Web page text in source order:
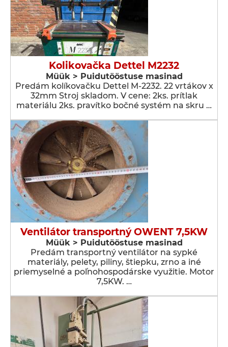
Kolikovačka Dettel M2232
Müük > Puidutööstuse masinad
Predám kolíkovačku Dettel M-2232. 22 vrtákov x
32mm Stroj skladom. V cene: 2ks. prítlak
materiálu 2ks. pravítko bočné systém na skru …
Ventilátor transportný OWENT 7,5KW
Müük > Puidutööstuse masinad
Predám transportný ventilátor na sypké
materiály, pelety, piliny, štiepku, zrno a iné
priemyselné a poľnohospodárske využitie. Motor
7,5KW. …